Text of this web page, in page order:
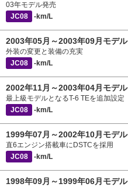
03年モデル発売
JC08
-km/L
2003年05月～2003年09月モデル
外装の変更と装備の充実
JC08
-km/L
2002年11月～2003年04月モデル
最上級モデルとなるT-6 TEを追加設定
JC08
-km/L
1999年07月～2002年10月モデル
直6エンジン搭載車にDSTCを採用
JC08
-km/L
1998年09月～1999年06月モデル